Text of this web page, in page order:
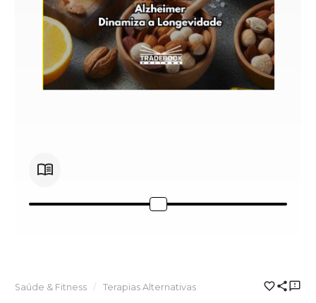
Saúde & Fitness Terapias Alternativas